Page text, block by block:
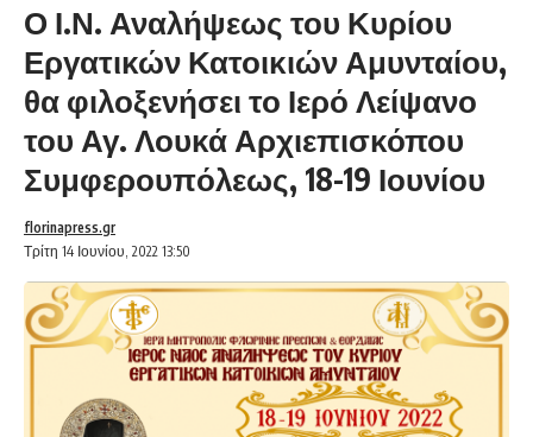
Ο Ι.Ν. Αναλήψεως του Κυρίου
Εργατικών Κατοικιών Αμυνταίου,
θα φιλοξενήσει το Ιερό Λείψανο
του Αγ. Λουκά Αρχιεπισκόπου
Συμφερουπόλεως, 18-19 Ιουνίου
Τρίτη 14 Ιουνίου, 2022 13:50
florinapress.gr